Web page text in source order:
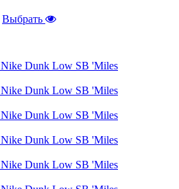
Выбрать